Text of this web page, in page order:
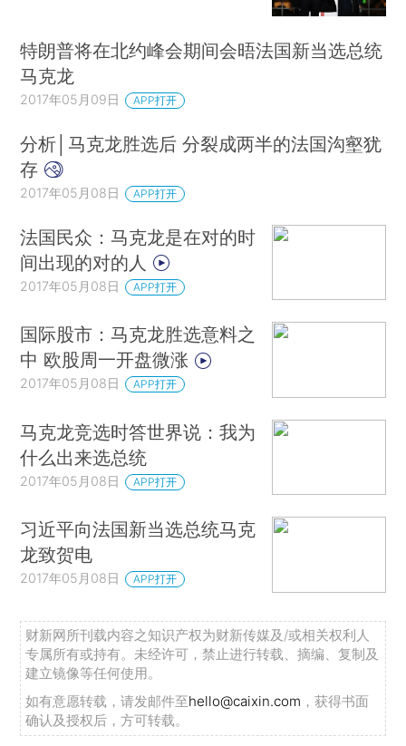
特朗普将在北约峰会期间会晤法国新当选总统
马克龙
2017年05月09日 APP打开
分析│马克龙胜选后 分裂成两半的法国沟壑犹
存
2017年05月08日 APP打开
法国民众：马克龙是在对的时
间出现的对的人
2017年05月08日 APP打开
国际股市：马克龙胜选意料之
中 欧股周一开盘微涨
2017年05月08日 APP打开
马克龙竞选时答世界说：我为
什么出来选总统
2017年05月08日 APP打开
习近平向法国新当选总统马克
龙致贺电
2017年05月08日 APP打开
财新网所刊载内容之知识产权为财新传媒及/或相关权利人
专属所有或持有。未经许可，禁止进行转载、摘编、复制及
建立镜像等任何使用。
如有意愿转载，请发邮件至hello@caixin.com ，获得书面
确认及授权后，方可转载。